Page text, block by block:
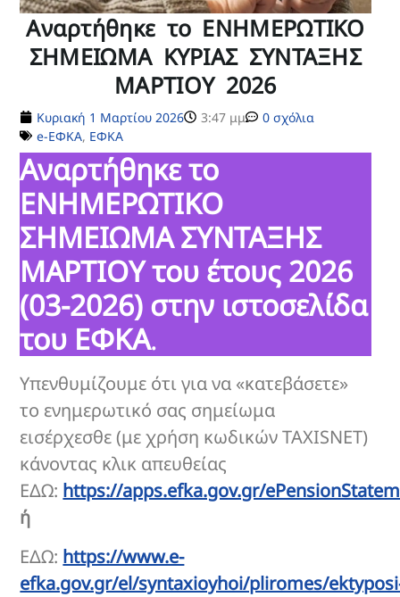
Aναρτήθηκε το ENHMEPΩTIKΟ
ΣΗΜΕΙΩΜΑ ΚΥΡΙΑΣ ΣΥΝΤΑΞΗΣ
ΜΑΡΤΙΟΥ 2026
Κυριακή 1 Μαρτίου 2026 3:47 μμ
0 σχόλια
e-ΕΦΚΑ, ΕΦΚΑ
Αναρτήθηκε το
ΕΝΗΜΕΡΩΤΙΚΟ
ΣΗΜΕΙΩΜΑ ΣΥΝΤΑΞΗΣ
ΜΑΡΤΙΟΥ του έτους 2026
(03-2026) στην ιστοσελίδα
του ΕΦΚΑ.
Υπενθυμίζουμε ότι για να «κατεβάσετε»
το ενημερωτικό σας σημείωμα
εισέρχεσθε (με χρήση κωδικών TAXISNET)
κάνοντας κλικ απευθείας
ΕΔΩ: https://apps.efka.gov.gr/
ή
ΕΔΩ: https://www.e-
efka.gov.gr/el/syntaxioyhoi/pliromes/